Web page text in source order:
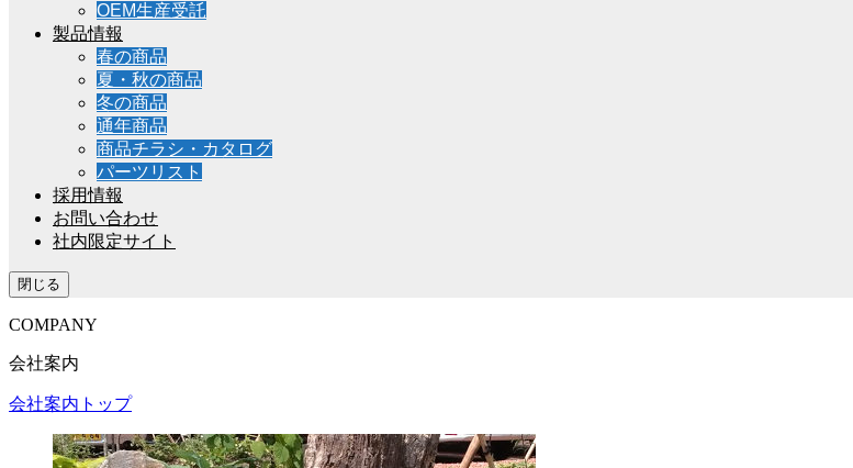
OEM生産受託
製品情報
春の商品
夏・秋の商品
冬の商品
通年商品
商品チラシ・カタログ
パーツリスト
採用情報
お問い合わせ
社内限定サイト
閉じる
COMPANY
会社案内
会社案内トップ